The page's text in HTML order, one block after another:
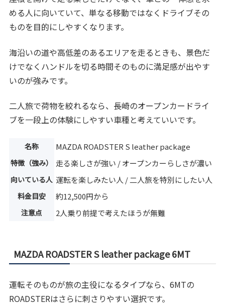
める人に向いていて、単なる移動ではなくドライブその
ものを目的にしやすくなります。
海沿いの道や高低差のあるエリアを走るときも、景色だ
けでなくハンドルを切る時間そのものに満足感が出やす
いのが強みです。
二人旅で荷物を絞れるなら、長崎のオープンカードライ
ブを一段上の体験にしやすい車種と考えていいです。
名称 MAZDA ROADSTER S leather package
特徴（強み） 走る楽しさが強い / オープンカーらしさが濃い
向いている人 運転を楽しみたい人 / 二人旅を特別にしたい人
料金目安 約12,500円から
注意点 2人乗り前提で考えたほうが無難
MAZDA ROADSTER S leather package 6MT
運転そのものが旅の主役になるタイプなら、6MTの
ROADSTERはさらに刺さりやすい選択です。